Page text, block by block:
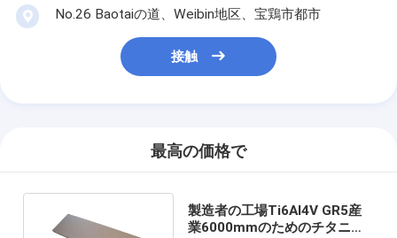
No.26 Baotaiの道、Weibin地区、宝鶏市都市
接触
最高の価格で
製造者の工場Ti6Al4V GR5産
業6000mmのためのチタニウ